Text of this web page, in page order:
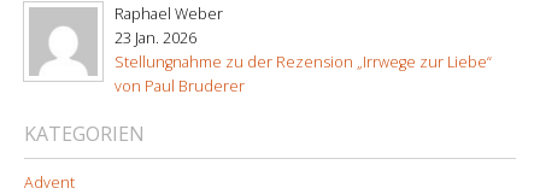
Raphael Weber
23 Jan. 2026
Stellungnahme zu der Rezension „Irrwege zur Liebe“
von Paul Bruderer
KATEGORIEN
Advent